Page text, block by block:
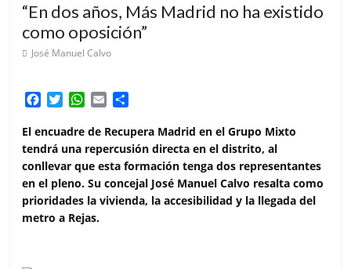
“En dos años, Más Madrid no ha existido
como oposición”
José Manuel Calvo
c
e
b
o
k
i
t
t
e
W
a
t
s
A
p
p
a
i
l
m
p
a
r
i
El encuadre de Recupera Madrid en el Grupo Mixto
tendrá una repercusión directa en el distrito, al
conllevar que esta formación tenga dos representantes
en el pleno. Su concejal José Manuel Calvo resalta como
prioridades la vivienda, la accesibilidad y la llegada del
metro a Rejas.